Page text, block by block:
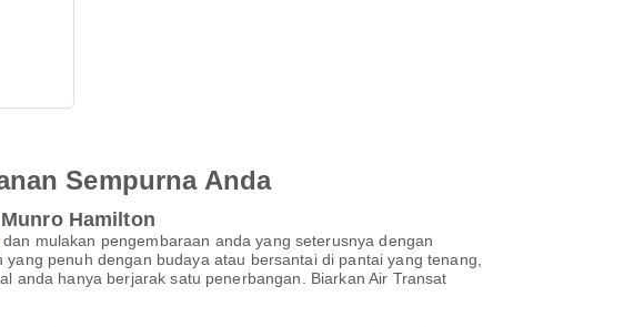
Sempurna Anda
Hamilton
dan mulakan pengembaraan anda yang seterusnya dengan
penuh dengan budaya atau bersantai di pantai yang tenang,
anda hanya berjarak satu penerbangan. Biarkan Air Transat